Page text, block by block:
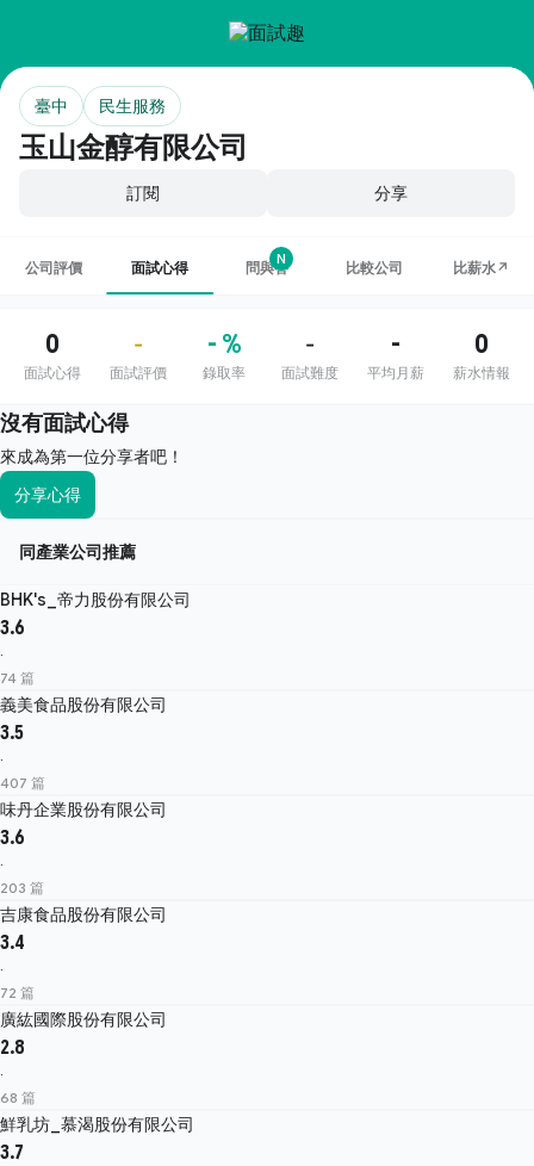
玉山金醇有限公司
臺中 民生服務
訂閱 分享
公司評價 面試心得 問與答
N
比較公司 比薪水↗
0
面試心得
-
面試評價
- %
錄取率
-
面試難度
-
平均月薪
0
薪水情報
沒有面試心得
來成為第一位分享者吧！
分享心得
同產業公司推薦
BHK's_帝力股份有限公司
3.6
·
74 篇
義美食品股份有限公司
3.5
·
407 篇
味丹企業股份有限公司
3.6
·
203 篇
吉康食品股份有限公司
3.4
·
72 篇
廣紘國際股份有限公司
2.8
·
68 篇
鮮乳坊_慕渴股份有限公司
3.7